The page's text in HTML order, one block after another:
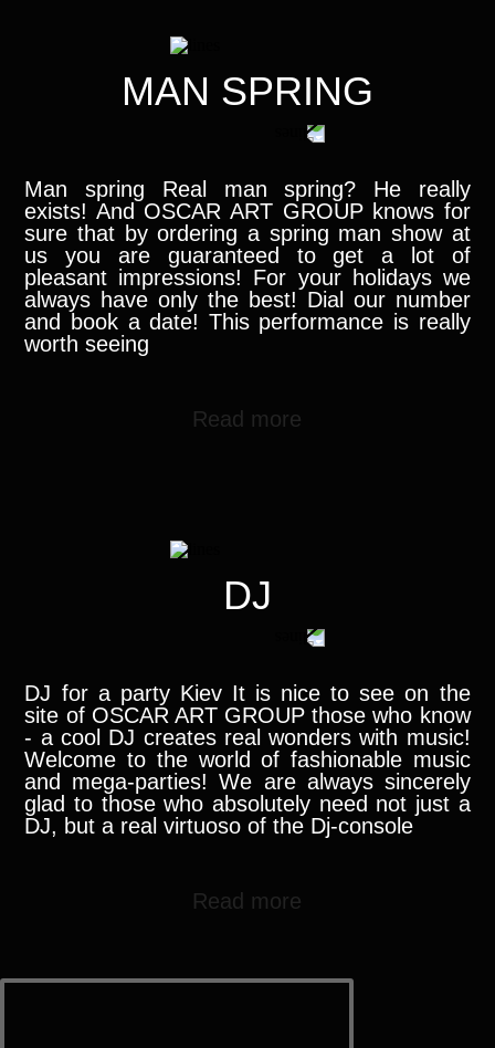
MAN SPRING
Man spring Real man spring? He really
exists! And OSCAR ART GROUP knows for
sure that by ordering a spring man show at
us you are guaranteed to get a lot of
pleasant impressions! For your holidays we
always have only the best! Dial our number
and book a date! This performance is really
worth seeing
Read more
DJ
DJ for a party Kiev It is nice to see on the
site of OSCAR ART GROUP those who know
- a cool DJ creates real wonders with music!
Welcome to the world of fashionable music
and mega-parties! We are always sincerely
glad to those who absolutely need not just a
DJ, but a real virtuoso of the Dj-console
Read more